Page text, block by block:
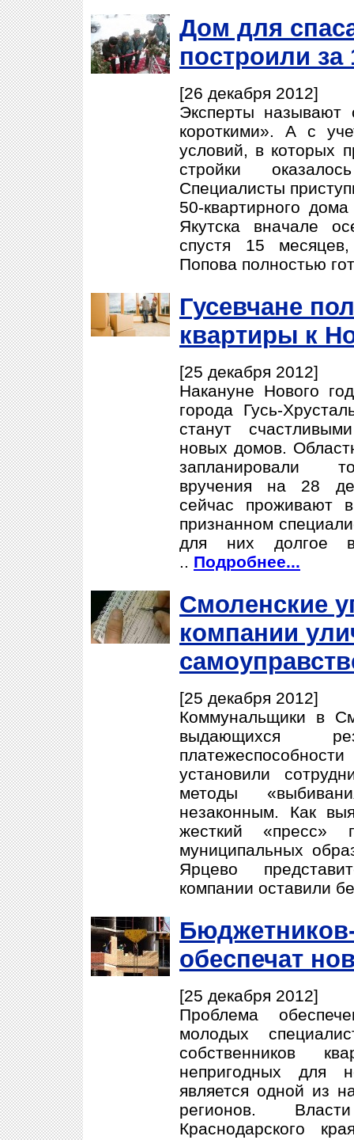
Дом для
построили за
[26 декабря 2012]
Эксперты называют
короткими». А с
условий, в которых
стройки
Специалисты
50-квартирного
Якутска вначале
спустя 15
Попова полностью
Гусевчане
квартиры к
[25 декабря 2012]
Накануне Нового
города Гусь-
станут
новых домов.
запланировали
вручения на 28
сейчас проживают
признанном
для них долгое
.. Подробнее...
Смоленские
компании
[25 декабря 2012]
Коммунальщики в
выдающихся
установили
методы
незаконным. Как
жесткий «пресс»
муниципальных
Ярцево
компании оставили
обеспечат
[25 декабря 2012]
Проблема
молодых
собственников
непригодных для
является одной из
регионов.
Краснодарского